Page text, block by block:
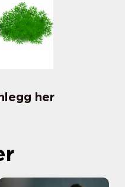
her